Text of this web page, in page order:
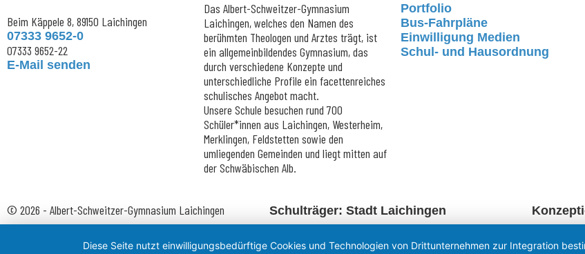
Beim Käppele 8, 89150 Laichingen
07333 9652-0
07333 9652-22
E-Mail senden
Das Albert-Schweitzer-Gymnasium
Laichingen, welches den Namen des
berühmten Theologen und Arztes trägt, ist
ein allgemeinbildendes Gymnasium, das
durch verschiedene Konzepte und
unterschiedliche Profile ein facettenreiches
schulisches Angebot macht.
Unsere Schule besuchen rund 700
Schüler*innen aus Laichingen, Westerheim,
Merklingen, Feldstetten sowie den
umliegenden Gemeinden und liegt mitten auf
der Schwäbischen Alb.
Portfolio
Bus-Fahrpläne
Einwilligung Medien
Schul- und Hausordnung
© 2026 - Albert-Schweitzer-Gymnasium Laichingen Schulträger: Stadt Laichingen
Diese Seite nutzt einwilligungsbedürftige Cookies und Technologien von Drittunternehmen zur Integration